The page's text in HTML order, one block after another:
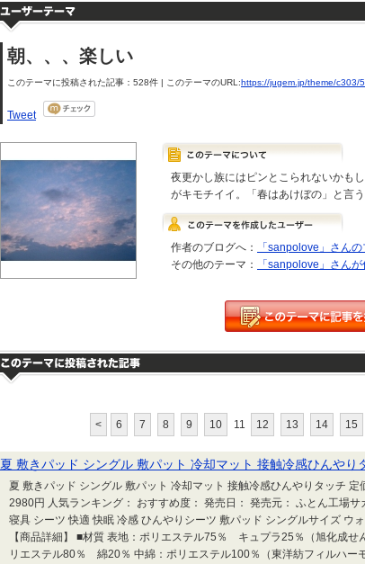
朝、、、楽しい
このテーマに投稿された記事：528件 | このテーマのURL:https://jugem.jp/theme/c303/
Tweet
夜更かし族にはピンとこられないかも
がキモチイイ。「春はあけぼの」と言
作者のブログへ：
「sanpolove」さん
その他のテーマ：
「sanpolove」さん
< 6 7 8 9 10 11 12 13 14 15
夏 敷きパッド シングル 敷パット 冷却マット 接触冷感ひんやり
夏 敷きパッド シングル 敷パット 冷却マット 接触冷感ひんやりタッチ 定
2980円 人気ランキング： おすすめ度： 発売日： 発売元： ふとん工場
寝具 シーツ 快適 快眠 冷感 ひんやりシーツ 敷パッド シングルサイズ ウォ
【商品詳細】 ■材質 表地：ポリエステル75％ キュプラ25％（旭化成せ
リエステル80％ 綿20％ 中綿：ポリエステル100％（東洋紡フィルハー